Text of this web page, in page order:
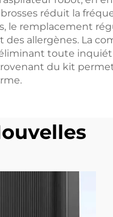
réduit la
le remplacement
des allergènes. La
toute
du kit